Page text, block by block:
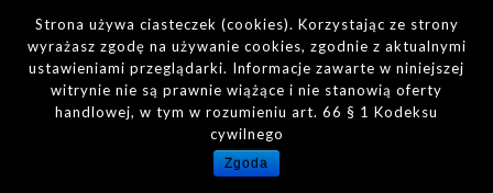
Strona używa ciasteczek (cookies). Korzystając ze strony
wyrażasz zgodę na używanie cookies, zgodnie z aktualnymi
ustawieniami przeglądarki. Informacje zawarte w niniejszej
witrynie nie są prawnie wiążące i nie stanowią oferty
handlowej, w tym w rozumieniu art. 66 § 1 Kodeksu
cywilnego
Zgoda